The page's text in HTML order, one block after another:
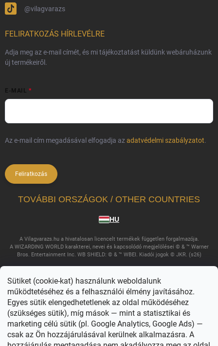
Sütiket (cookie-kat) használunk weboldalunk
működtetéséhez és a felhasználói élmény javításához.
Egyes sütik elengedhetetlenek az oldal működéséhez
(szükséges sütik), míg mások — mint a statisztikai és
marketing célú sütik (pl. Google Analytics, Google Ads) —
csak az Ön hozzájárulásával kerülnek alkalmazásra. A
@vilagvarazs
FELIRATKOZÁS HÍRLEVÉLRE
Adja meg az e-mail címét, és mi tájékoztatást küldünk webáruházunk
új termékeiről.
E-MAIL
Az e-mail cím megadásával elfogadja azadatvédelmi szabályzatot.
Feliratkozás
TOVÁBBI ORSZÁGOK / OTHER COUNTRIES
HU
A Vilagvarazs.hu a hivatalosan licencelt termékek független forgalmazója.
A WIZARDING WORLD karakterei, nevei és kapcsolódó megjelölései © & ™ Warner
Bros. Entertainment Inc. WB SHIELD: © & ™ WBEI. Kiadói jogok © JKR. (s26)
Copyright 2026Világvarázs. Minden jog fenntartva.Süti beállítások
szerkesztése